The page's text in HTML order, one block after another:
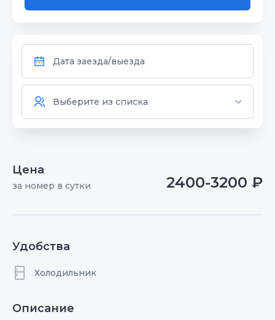
Цена
за номер в сутки 2400-3200 ₽
Удобства
Холодильник
Описание